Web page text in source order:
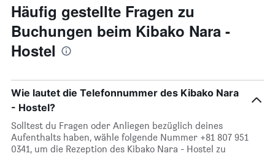
Häufig gestellte Fragen zu
Buchungen beim Kibako Nara -
Hostel
Wie lautet die Telefonnummer des Kibako Nara
- Hostel?
Solltest du Fragen oder Anliegen bezüglich deines
Aufenthalts haben, wähle folgende Nummer +81 807 951
0341, um die Rezeption des Kibako Nara - Hostel zu